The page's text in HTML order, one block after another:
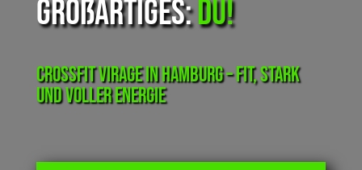
großartiges:DU!
CrossFit Virage in Hamburg – Fit, Stark
und voller Energie